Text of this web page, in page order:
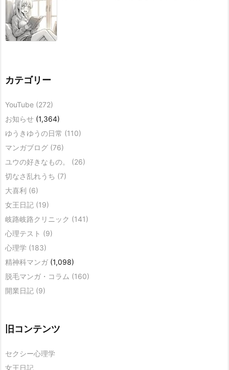
カテゴリー
YouTube (272)
お知らせ (1,364)
ゆうきゆうの日常 (110)
マンガブログ (76)
ユウの好きなもの。 (26)
切なさ乱れうち (7)
大喜利 (6)
女王日記 (19)
岐路岐路クリニック (141)
心理テスト (9)
心理学 (183)
精神科マンガ (1,098)
脱毛マンガ・コラム (160)
開業日記 (9)
旧コンテンツ
セクシー心理学
女王日記